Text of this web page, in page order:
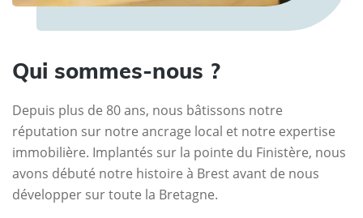
Qui sommes-nous ?
Depuis plus de 80 ans, nous bâtissons notre
réputation sur notre ancrage local et notre expertise
immobilière. Implantés sur la pointe du Finistère, nous
avons débuté notre histoire à Brest avant de nous
développer sur toute la Bretagne.